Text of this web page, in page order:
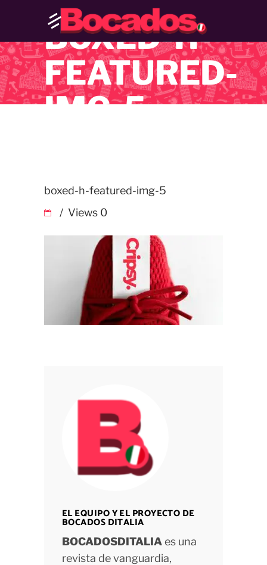
BOXED-H-
FEATURED-
IMG-5
boxed-h-featured-img-5
Views 0
EL EQUIPO Y EL PROYECTO DE
BOCADOS DITALIA
BOCADOSDITALIAes una
revista de vanguardia,